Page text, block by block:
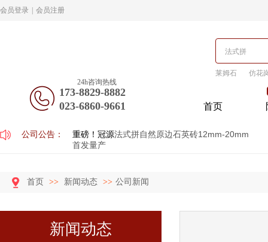
莱姆石
仿花
24h咨询热线
173-8829-8882
023-6860-9661
首页
会员登录 会员注册
公司公告： 重磅！冠源法式拼自然原边石英砖12mm-20mm
首发量产
首页 >> 新闻动态 >> 公司新闻
新闻动态